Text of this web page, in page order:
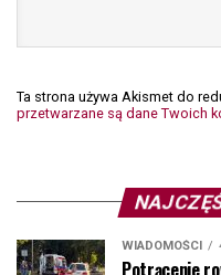
Ta strona używa Akismet do
przetwarzane są dane Twoich
WIADOMOŚCI
Potrącenie